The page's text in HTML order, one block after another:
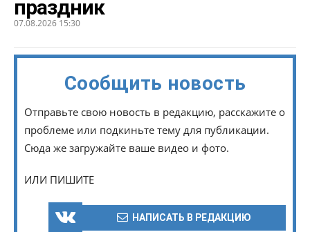
праздник
07.08.2026 15:30
Сообщить новость
Отправьте свою новость в редакцию, расскажите о
проблеме или подкиньте тему для публикации.
Сюда же загружайте ваше видео и фото.
ИЛИ ПИШИТЕ
НАПИСАТЬ В РЕДАКЦИЮ